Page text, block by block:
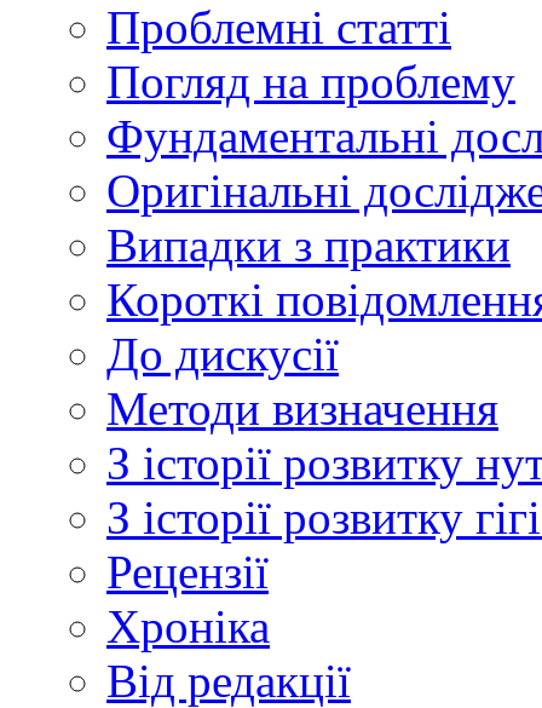
Проблемні статті
Погляд на проблему
Фундаментальні
Оригінальні
Випадки з практики
Короткі
До дискусії
Методи визначення
З історії розвитку
З історії розвитку
Рецензії
Хроніка
Від редакції